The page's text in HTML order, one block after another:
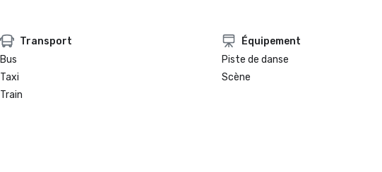
Transport
Bus
Taxi
Train
Équipement
Piste de danse
Scène